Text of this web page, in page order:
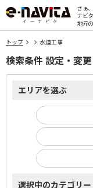
さぁ
ナビ
地元
トップ 水道工事
検索条件 設定・変更
エリアを選ぶ
選択中のカテゴリー